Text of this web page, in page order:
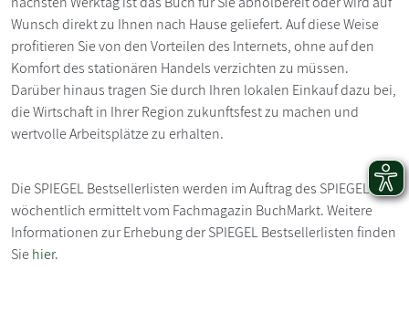
Wunsch direkt zu Ihnen nach Hause geliefert. Auf diese Weise
profitieren Sie von den Vorteilen des Internets, ohne auf den
Komfort des stationären Handels verzichten zu müssen.
Darüber hinaus tragen Sie durch Ihren lokalen Einkauf dazu bei,
die Wirtschaft in Ihrer Region zukunftsfest zu machen und
wertvolle Arbeitsplätze zu erhalten.
Die SPIEGEL Bestsellerlisten werden im Auftrag des SPIEGEL
wöchentlich ermittelt vom Fachmagazin BuchMarkt. Weitere
Informationen zur Erhebung der SPIEGEL Bestsellerlisten finden
Siehier.